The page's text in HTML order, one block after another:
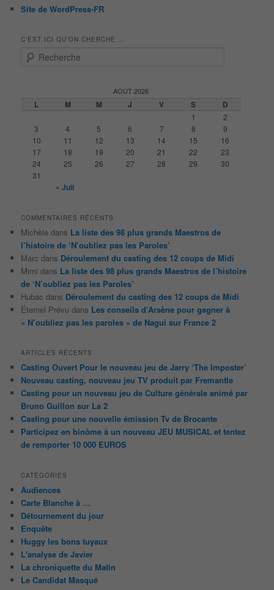
Site de WordPress-FR
C’EST ICI QU’ON CHERCHE …
AOÛT 2026
L M M J V S D
1
2
3
4 5 6 7 8
9
10
11 12 13 14 15
16
17
18 19 20 21 22
23
24
25 26 27 28 29
30
31
« Juil
COMMENTAIRES RÉCENTS
Michèle dans La liste des 98 plus grands Maestros de
l’histoire de ‘N’oubliez pas les Paroles’
Marc dans Déroulement du casting des 12 coups de Midi
Mimi dans La liste des 98 plus grands Maestros de l’histoire
de ‘N’oubliez pas les Paroles’
Hubac dans Déroulement du casting des 12 coups de Midi
Éternel Prévu dans Les conseils d’Arsène pour gagner à
« N’oubliez pas les paroles » de Nagui sur France 2
ARTICLES RÉCENTS
Casting Ouvert Pour le nouveau jeu de Jarry ‘The Imposter’
Nouveau casting, nouveau jeu TV produit par Fremantle
Casting pour un nouveau jeu de Culture générale animé par
Bruno Guillon sur La 2
Casting pour une nouvelle émission Tv de Brocante
Participez en binôme à un nouveau JEU MUSICAL et tentez
de remporter 10 000 EUROS
CATÉGORIES
Audiences
Carte Blanche à …
Détournement du jour
Enquête
Huggy les bons tuyaux
L'analyse de Javier
La chroniquette du Matin
Le Candidat Masqué